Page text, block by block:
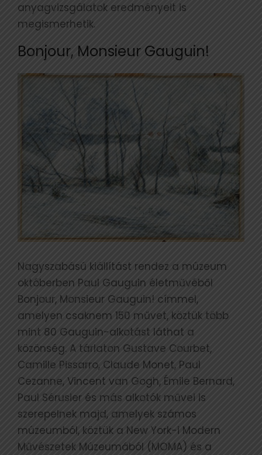
anyagvizsgálatok eredményeit is
megismerhetik.
Bonjour, Monsieur Gauguin!
Nagyszabású kiállítást rendez a múzeum
októberben Paul Gauguin életművéből
Bonjour, Monsieur Gauguin! címmel,
amelyen csaknem 150 művet, köztük több
mint 80 Gauguin-alkotást láthat a
közönség. A tárlaton Gustave Courbet,
Camille Pissarro, Claude Monet, Paul
Cezanne, Vincent van Gogh, Émile Bernard,
Paul Sérusier és más alkotók művei is
szerepelnek majd, amelyek számos
múzeumból, köztük a New York-i Modern
Művészetek Múzeumából (MOMA) és a